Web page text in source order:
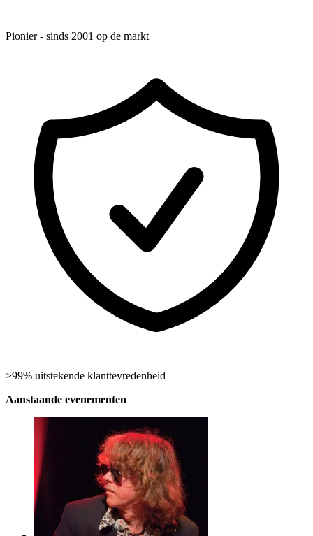
Pionier - sinds 2001 op de markt
>99% uitstekende klanttevredenheid
Aanstaande evenementen